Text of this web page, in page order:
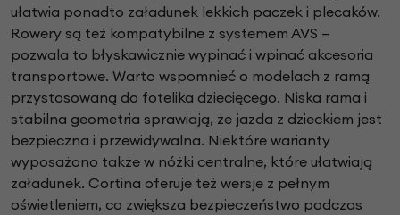
ułatwia ponadto załadunek lekkich paczek i plecaków.
Rowery są też kompatybilne z systemem AVS –
pozwala to błyskawicznie wypinać i wpinać akcesoria
transportowe. Warto wspomnieć o modelach z ramą
przystosowaną do fotelika dziecięcego. Niska rama i
stabilna geometria sprawiają, że jazda z dzieckiem jest
bezpieczna i przewidywalna. Niektóre warianty
wyposażono także w nóżki centralne, które ułatwiają
załadunek. Cortina oferuje też wersje z pełnym
oświetleniem, co zwiększa bezpieczeństwo podczas